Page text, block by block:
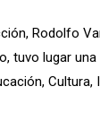
Rodolfo
tuvo lugar